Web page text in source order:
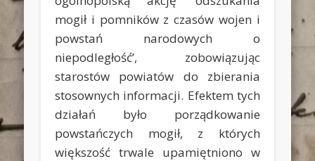
mogił i pomników z czasów wojen i
powstań narodowych o
niepodległość’, zobowiązując
starostów powiatów do zbierania
stosownych informacji. Efektem tych
działań było porządkowanie
powstańczych mogił, z których
większość trwale upamiętniono w